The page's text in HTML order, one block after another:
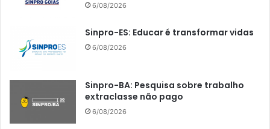
6/08/2026
Sinpro-ES: Educar é transformar vidas
6/08/2026
Sinpro-BA: Pesquisa sobre trabalho
extraclasse não pago
6/08/2026